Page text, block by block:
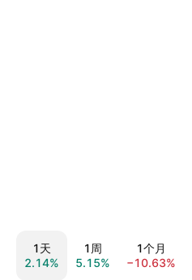
1天
2.14%
1周
5.15%
1个月
−10.63%